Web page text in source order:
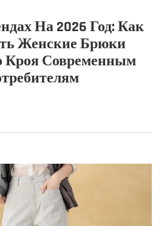
На 2026 Год: Как
Женские Брюки
Кроя Современным